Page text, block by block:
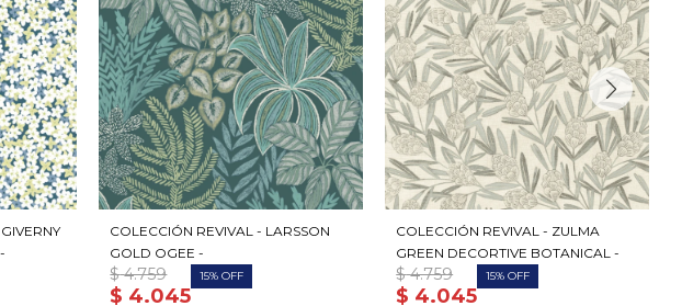
COLECCIÓN REVIVAL - LARSSON
GOLD OGEE -
$ 4.045
$ 4.759 15
COLECCIÓN REVIVAL - ZULMA
GREEN DECORTIVE BOTANICAL -
$ 4.045
$ 4.759 15